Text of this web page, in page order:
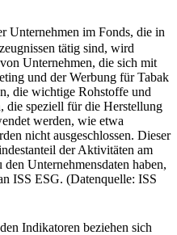
Unternehmen im Fonds, die in
tätig sind, wird
Unternehmen, die sich mit
und der Werbung für Tabak
die wichtige Rohstoffe und
die speziell für die Herstellung
werden, wie etwa
nicht ausgeschlossen. Dieser
der Aktivitäten am
Unternehmensdaten haben,
ISS ESG. (Datenquelle: ISS
Indikatoren beziehen sich